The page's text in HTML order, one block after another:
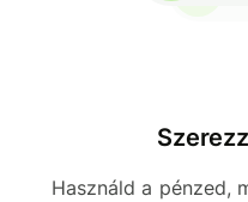
Használd a pénzed,